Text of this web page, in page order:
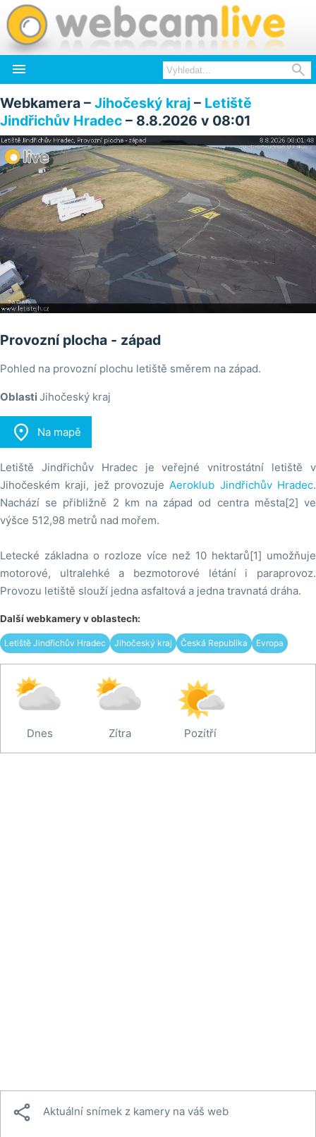
 
Webkamera – Jihočeský kraj – Letiště
Jindřichův Hradec – 8.8.2026 v 08:01
Provozní plocha - západ
Pohled na provozní plochu letiště směrem na západ.
OblastiJihočeský kraj
 Na mapě
Letiště Jindřichův Hradec je veřejné vnitrostátní letiště v
Jihočeském kraji, jež provozujeAeroklub Jindřichův Hradec.
Nachází se přibližně 2 km na západ od centra města[2] ve
výšce 512,98 metrů nad mořem.
Letecké základna o rozloze více než 10 hektarů[1] umožňuje
motorové, ultralehké a bezmotorové létání i paraprovoz.
Provozu letiště slouží jedna asfaltová a jedna travnatá dráha.
Další webkamery v oblastech:
Letiště Jindřichův Hradec Jihočeský kraj Česká Republika Evropa
Dnes Zítra Pozítří
 Aktuální snímek z kamery na váš web